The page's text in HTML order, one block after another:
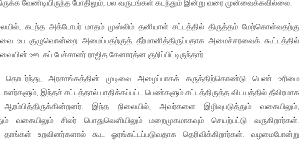
வேண்டியிருந்த போதிலும், பல வருடங்கள் கடந்தும் இன்று வரை முன்வைக்கவில்லை.
கடந்த அக்டோபர் மாதம் முஸ்லிம் தனியாள் சட்டத்தில் திருத்தம் மேற்கொள்வதற்கு
உப குழுவொன்றை அமைப்பதற்குத் தீர்மானித்திருப்பதாக அமைச்சரவைக் கூட்டத்தில்
ஊடகப் பேச்சாளர் ராஜித சேனாரத்ன குறிப்பிட்டிருந்தார்.
அரசாங்கத்தின் முடிவை அழைப்பாகக்​ கருத்திற்கொண்டு பெண் உரிமை
இந்தச் சட்டத்தால் பாதிக்கப்பட்ட பெண்களும் சட்டத்திருத்த விடயத்தில் தீவிரமாக
இந்த நிலையில், அவர்களை இழிவுபடுத்தும் வகையிலும்,
வகையிலும் சிலர் பொதுவெளியிலும் மறைமுகமாகவும் செயற்பட்டு வருகிறார்கள்.
உறவினர்களால் கூட ஓரங்கட்டப்படுவதாக தெரிவிக்கிறார்கள். வழமைபோன்று